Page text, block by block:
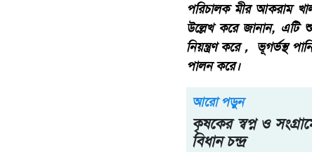
পরিচালক মীর আকরাম
উল্লেখ করে জানান, এটি
নিয়ন্ত্রণ করে， ভূগর্ভস্থ
পালন করে।
আরো পড়ুন
কৃষকের স্বপ্ন ও
বিধান চন্দ্র